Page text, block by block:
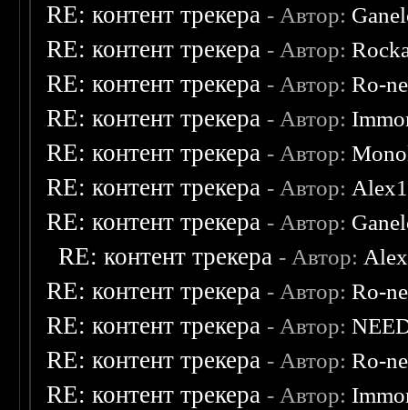
RE: контент трекера - Автор:
RE: контент трекера - Автор:
RE: контент трекера - Автор:Ro-
RE: контент трекера - Автор:
RE: контент трекера - Автор:
RE: контент трекера - Автор:
RE: контент трекера - Автор:
RE: контент трекера - Автор:
RE: контент трекера - Автор:Ro-
RE: контент трекера - Автор:
RE: контент трекера - Автор:Ro-
RE: контент трекера - Автор: